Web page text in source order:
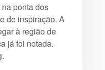
ponta dos
de inspiração. A
à região de
já foi notada.